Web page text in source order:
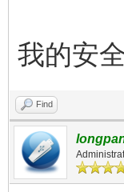
我的安
Find